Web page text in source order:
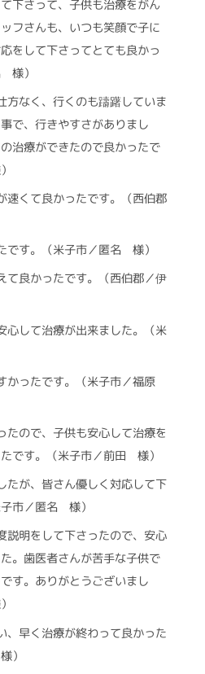
下さって、子供も治療をがん
フさんも、いつも笑顔で子に
をして下さってとても良かっ
様）
方なく、行くのも躊躇していま
で、行きやすさがありまし
治療ができたので良かったで
速くて良かったです。（西伯郡
です。（米子市／匿名 様）
て良かったです。（西伯郡／伊
心して治療が出来ました。（米
かったです。（米子市／福原
たので、子供も安心して治療を
です。（米子市／前田 様）
たが、皆さん優しく対応して下
市／匿名 様）
説明をして下さったので、安心
。歯医者さんが苦手な子供で
す。ありがとうございまし
、早く治療が終わって良かった
）